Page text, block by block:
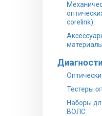
corelink)
материалы
Тестеры
Наборы
ВОЛС